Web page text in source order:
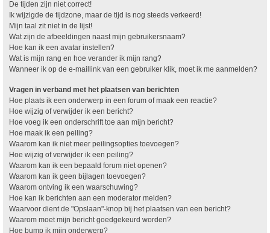
De tijden zijn niet correct!
Ik wijzigde de tijdzone, maar de tijd is nog steeds verkeerd!
Mijn taal zit niet in de lijst!
Wat zijn de afbeeldingen naast mijn gebruikersnaam?
Hoe kan ik een avatar instellen?
Wat is mijn rang en hoe verander ik mijn rang?
Wanneer ik op de e-maillink van een gebruiker klik, moet ik me aanmelden?
Vragen in verband met het plaatsen van berichten
Hoe plaats ik een onderwerp in een forum of maak een reactie?
Hoe wijzig of verwijder ik een bericht?
Hoe voeg ik een onderschrift toe aan mijn bericht?
Hoe maak ik een peiling?
Waarom kan ik niet meer peilingsopties toevoegen?
Hoe wijzig of verwijder ik een peiling?
Waarom kan ik een bepaald forum niet openen?
Waarom kan ik geen bijlagen toevoegen?
Waarom ontving ik een waarschuwing?
Hoe kan ik berichten aan een moderator melden?
Waarvoor dient de "Opslaan"-knop bij het plaatsen van een bericht?
Waarom moet mijn bericht goedgekeurd worden?
Hoe bump ik mijn onderwerp?